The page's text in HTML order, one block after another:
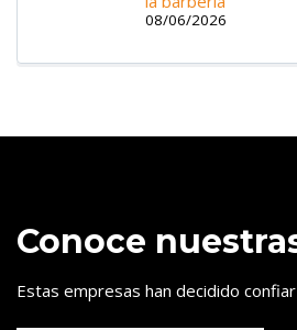
08/06/2026
Conoce
Estas empresas han decidido